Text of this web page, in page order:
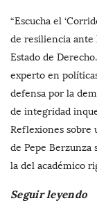
“Escucha el
de resiliencia ante
Estado de
experto en
defensa por la
de integridad
Reflexiones sobre
de Pepe
la del académico
Seguir leyendo